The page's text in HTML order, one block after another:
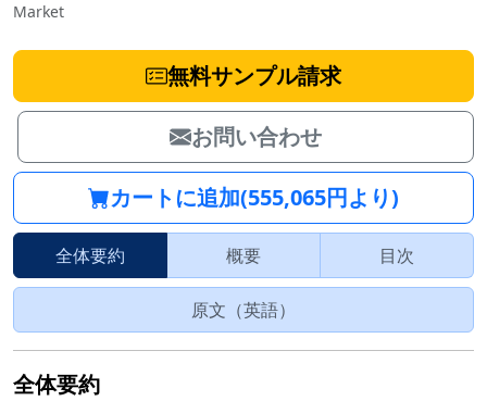
Market
無料サンプル請求
お問い合わせ
カートに追加(555,065円より)
全体要約 概要 目次
原文（英語）
全体要約